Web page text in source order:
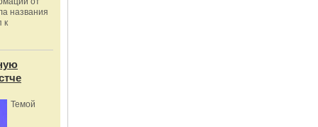
названия
к
Темой